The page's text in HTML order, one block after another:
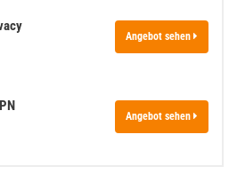
Angebot sehen
Angebot sehen